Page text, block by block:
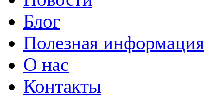
Блог
Полезная информация
О нас
Контакты